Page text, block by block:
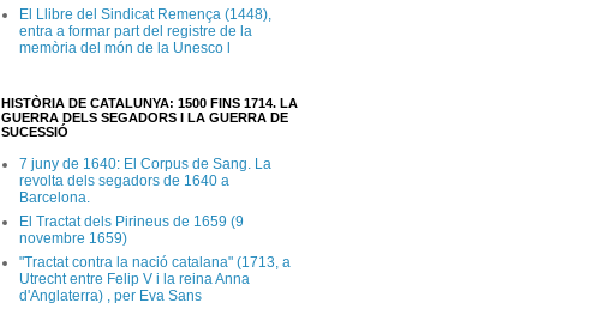
El Llibre del Sindicat Remença (1448),
entra a formar part del registre de la
memòria del món de la Unesco l
HISTÒRIA DE CATALUNYA: 1500 FINS 1714. LA
GUERRA DELS SEGADORS I LA GUERRA DE
SUCESSIÓ
7 juny de 1640: El Corpus de Sang. La
revolta dels segadors de 1640 a
Barcelona.
El Tractat dels Pirineus de 1659 (9
novembre 1659)
"Tractat contra la nació catalana" (1713, a
Utrecht entre Felip V i la reina Anna
d'Anglaterra) , per Eva Sans